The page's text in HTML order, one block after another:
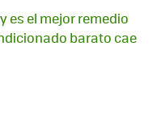
es el mejor remedio
barato cae